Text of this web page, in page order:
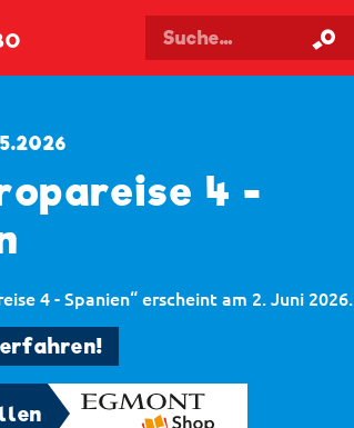
4 -
4 - Spanien“ erscheint am 2. Juni 2026.